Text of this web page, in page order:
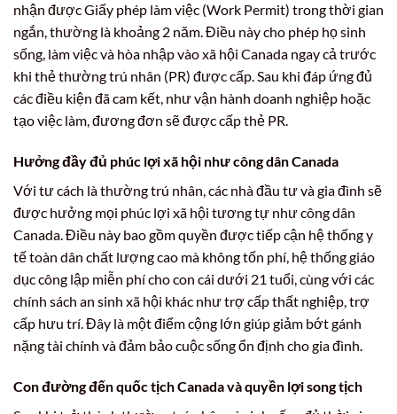
nhận được Giấy phép làm việc (Work Permit) trong thời gian
ngắn, thường là khoảng 2 năm. Điều này cho phép họ sinh
sống, làm việc và hòa nhập vào xã hội Canada ngay cả trước
khi thẻ thường trú nhân (PR) được cấp. Sau khi đáp ứng đủ
các điều kiện đã cam kết, như vận hành doanh nghiệp hoặc
tạo việc làm, đương đơn sẽ được cấp thẻ PR.
Hưởng đầy đủ phúc lợi xã hội như công dân Canada
Với tư cách là thường trú nhân, các nhà đầu tư và gia đình sẽ
được hưởng mọi phúc lợi xã hội tương tự như công dân
Canada. Điều này bao gồm quyền được tiếp cận hệ thống y
tế toàn dân chất lượng cao mà không tốn phí, hệ thống giáo
dục công lập miễn phí cho con cái dưới 21 tuổi, cùng với các
chính sách an sinh xã hội khác như trợ cấp thất nghiệp, trợ
cấp hưu trí. Đây là một điểm cộng lớn giúp giảm bớt gánh
nặng tài chính và đảm bảo cuộc sống ổn định cho gia đình.
Con đường đến quốc tịch Canada và quyền lợi song tịch